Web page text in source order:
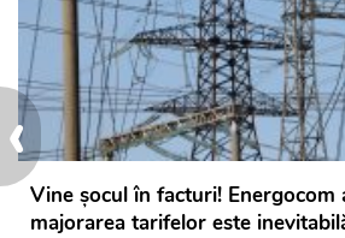
‹
Vine șocul în facturi! Energocom
majorarea tarifelor este